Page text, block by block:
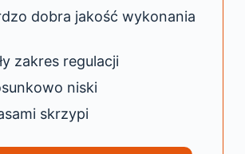
dobra jakość wykonania
zakres regulacji
niski
skrzypi